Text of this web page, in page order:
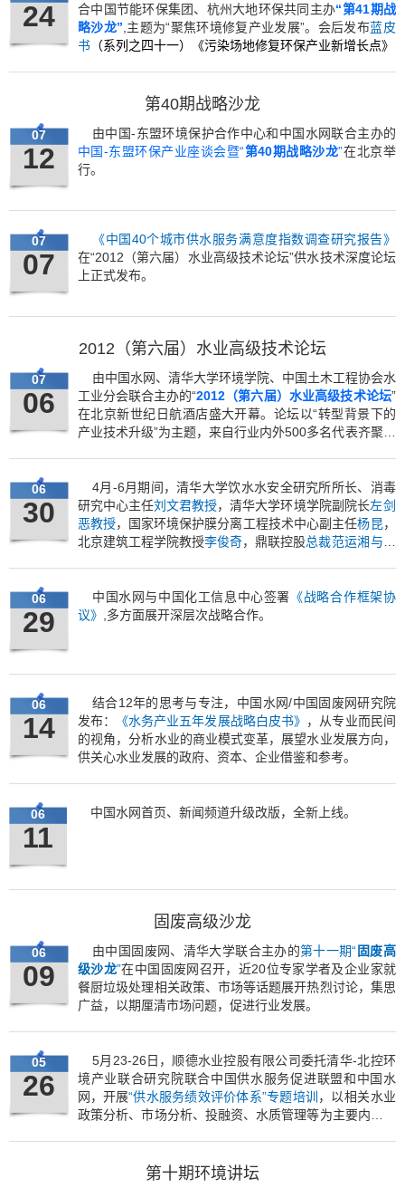
24 合中国节能环保集团、杭州大地环保共同主办“第41期战
略沙龙” ,主题为“聚焦环境修复产业发展”。会后发布蓝皮
书 （系列之四十一）《污染场地修复环保产业新增长点》
第40期战略沙龙
07
12
由中国-东盟环境保护合作中心和中国水网联合主办的
中国-东盟环保产业座谈会暨“第40期战略沙龙”在北京举
行。
07
07
《中国40个城市供水服务满意度指数调查研究报告》
在“2012 （第六届）水业高级技术论坛”供水技术深度论坛
上正式发布。
2012（第六届）水业高级技术论坛
07
06
由中国水网、清华大学环境学院、中国土木工程协会水
工业分会联合主办的“2012（第六届）水业高级技术论坛”
在北京新世纪日航酒店盛大开幕。论坛以“转型背景下的
产业技术升级”为主题，来自行业内外500多名代表齐聚论
政污水、工业废水三大领域深度论坛。
06
30
4月-6月期间，清华大学饮水水安全研究所所长、消毒
研究中心主任刘文君教授，清华大学环境学院副院长左剑
恶教授，国家环境保护膜分离工程技术中心副主任杨昆，
北京建筑工程学院教授李俊奇，鼎联控股总裁范运湘与技
06
29
中国水网与中国化工信息中心签署 《战略合作框架协
议》
,多方面展开深层次战略合作。
06
14
结合12年的思考与专注，中国水网/中国固废网研究院
发布：
《水务产业五年发展战略白皮书》 ，从专业而民间
的视角，分析水业的商业模式变革，展望水业发展方向，
供关心水业发展的政府、资本、企业借鉴和参考。
06
11
中国水网首页、新闻频道升级改版，全新上线。
固废高级沙龙
06
09
由中国固废网、清华大学联合主办的第十一期“固废高
级沙龙”在中国固废网召开，近20位专家学者及企业家就
餐厨垃圾处理相关政策、市场等话题展开热烈讨论，集思
广益，以期厘清市场问题，促进行业发展。
05
26
5月23-26日，顺德水业控股有限公司委托清华-北控环
境产业联合研究院联合中国供水服务促进联盟和中国水
网，开展“供水服务绩效评价体系”专题培训 ，以相关水业
政策分析、市场分析、投融资、水质管理等为主要内容，
第十期环境讲坛